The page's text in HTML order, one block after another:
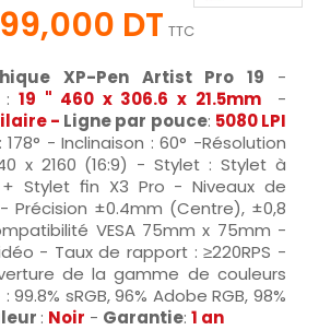
DT TTC
XP-Pen Artist Pro 19 -
: 19 " 460 x 306.6 x 21.5mm
-
- Ligne par pouce: 5080 LPI
- Inclinaison : 60° -Résolution
x 2160 (16:9) - Stylet : Stylet à
Stylet fin X3 Pro - Niveaux de
Précision ±0.4mm (Centre), ±0,8
VESA 75mm x 75mm -
- Taux de rapport : ≥220RPS -
de la gamme de couleurs
sRGB, 96% Adobe RGB, 98%
: Noir - Garantie: 1 an